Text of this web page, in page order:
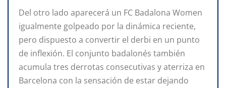
Del otro lado aparecerá un FC Badalona Women
igualmente golpeado por la dinámica reciente,
pero dispuesto a convertir el derbi en un punto
de inflexión. El conjunto badalonés también
acumula tres derrotas consecutivas y aterriza en
Barcelona con la sensación de estar dejando